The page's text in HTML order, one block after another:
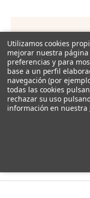
Recibe descuentos
Utilizamos cookies
mejorar nuestra
preferencias y para
base a un perfil
navegación (por
todas las cookies
rechazar su uso
información en nuestra